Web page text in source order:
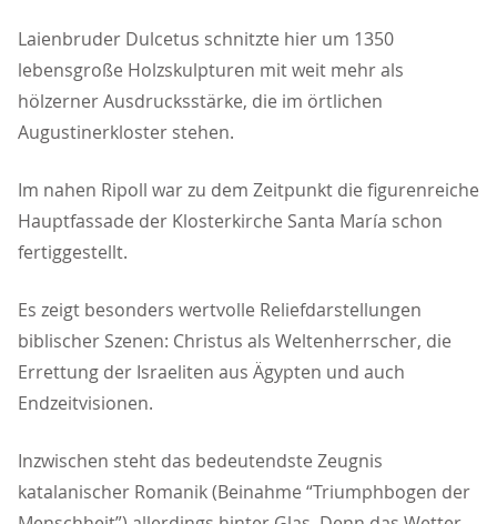
Laienbruder Dulcetus schnitzte hier um 1350
lebensgroße Holzskulpturen mit weit mehr als
hölzerner Ausdrucksstärke, die im örtlichen
Augustinerkloster stehen.
Im nahen Ripoll war zu dem Zeitpunkt die figurenreiche
Hauptfassade der Klosterkirche Santa María schon
fertiggestellt.
Es zeigt besonders wertvolle Reliefdarstellungen
biblischer Szenen: Christus als Weltenherrscher, die
Errettung der Israeliten aus Ägypten und auch
Endzeitvisionen.
Inzwischen steht das bedeutendste Zeugnis
katalanischer Romanik (Beinahme “Triumphbogen der